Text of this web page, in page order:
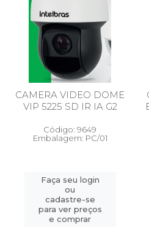
CAMERA VIDEO DOME
VIP 5225 SD IR IA G2
Código: 9649
Embalagem: PC/01
Faça seu login
ou
cadastre-se
para ver preços
e comprar